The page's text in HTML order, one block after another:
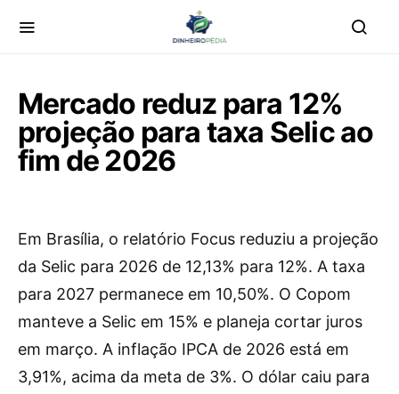
Mercado reduz para 12%
projeção para taxa Selic ao
fim de 2026
Em Brasília, o relatório Focus reduziu a projeção
da Selic para 2026 de 12,13% para 12%. A taxa
para 2027 permanece em 10,50%. O Copom
manteve a Selic em 15% e planeja cortar juros
em março. A inflação IPCA de 2026 está em
3,91%, acima da meta de 3%. O dólar caiu para